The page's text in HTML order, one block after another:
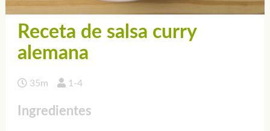
Receta de salsa curry
alemana
35m 1-4
Ingredientes